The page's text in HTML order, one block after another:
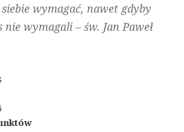
wymagać, nawet gdyby
wymagali – św. Jan Paweł